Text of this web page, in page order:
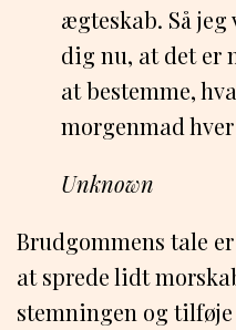
ægteskab. Så
dig nu, at det er
at bestemme,
morgenmad
Unknown
Brudgommens tale
at sprede lidt
stemningen og